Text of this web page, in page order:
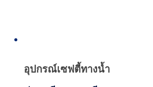
อุปกรณ์เซฟตี้ทางน้ำ